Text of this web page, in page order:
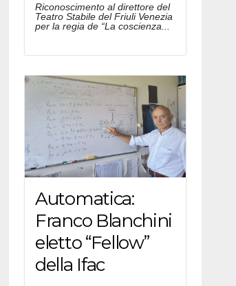
Riconoscimento al direttore del
Teatro Stabile del Friuli Venezia
per la regia de “La coscienza...
Automatica:
Franco Blanchini
eletto “Fellow”
della Ifac